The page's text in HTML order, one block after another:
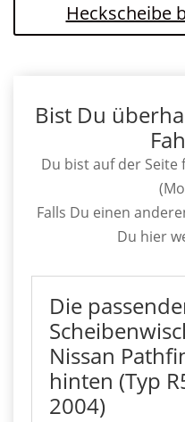
Heckscheibe
Bist Du
Du bist auf der Seite
Falls Du einen
Du hier
Die
Nissan
hinten (Typ
2004)